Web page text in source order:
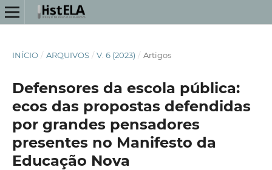
INÍCIO / ARQUIVOS / V. 6 (2023) / Artigos
Defensores da escola pública:
ecos das propostas defendidas
por grandes pensadores
presentes no Manifesto da
Educação Nova